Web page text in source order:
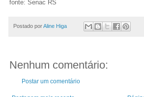
fonte: Senac RS
Postado porAline Higa
Nenhum comentário:
Postar um comentário